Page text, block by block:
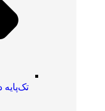
تک‌پایه